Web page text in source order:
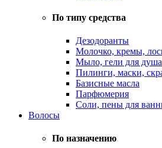
По типу средства
Дезодоранты
Молочко, кремы,
Мыло, гели для душа
Пилинги, маски,
Базисные масла
Парфюмерия
Соли, пены для
Волосы
По назначению